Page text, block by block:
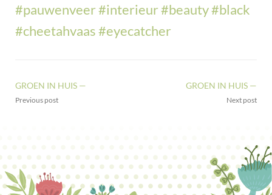
#pauwenveer#interieur#beauty#black
#cheetahvaas#eyecatcher
GROEN IN HUIS —
Previous post
GROEN IN HUIS —
Next post